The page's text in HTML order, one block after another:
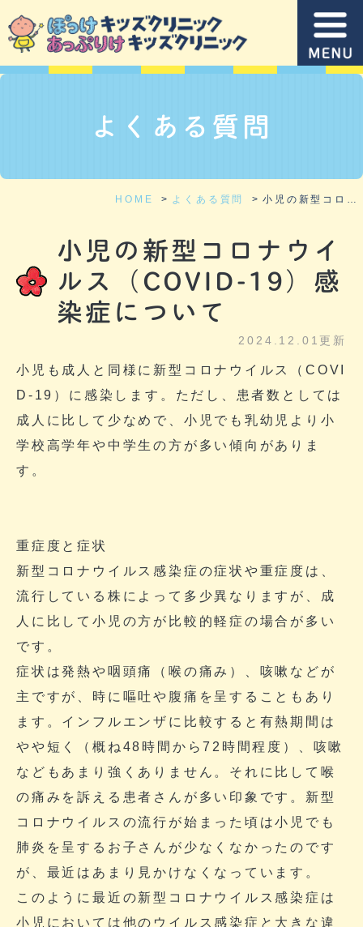
よくある質問
HOME よくある質問
小児の新型コロナウイ
ルス（COVID-19）感
染症について
2024.12.01更新
小児も成人と同様に新型コロナウイルス（COVI
D-19）に感染します。ただし、患者数としては
成人に比して少なめで、小児でも乳幼児より小
学校高学年や中学生の方が多い傾向がありま
す。
重症度と症状
新型コロナウイルス感染症の症状や重症度は、
流行している株によって多少異なりますが、成
人に比して小児の方が比較的軽症の場合が多い
です。
症状は発熱や咽頭痛（喉の痛み）、咳嗽などが
主ですが、時に嘔吐や腹痛を呈することもあり
ます。インフルエンザに比較すると有熱期間は
やや短く（概ね48時間から72時間程度）、咳嗽
などもあまり強くありません。それに比して喉
の痛みを訴える患者さんが多い印象です。新型
コロナウイルスの流行が始まった頃は小児でも
肺炎を呈するお子さんが少なくなかったのです
が、最近はあまり見かけなくなっています。
このように最近の新型コロナウイルス感染症は
小児においては他のウイルス感染症と大きな違